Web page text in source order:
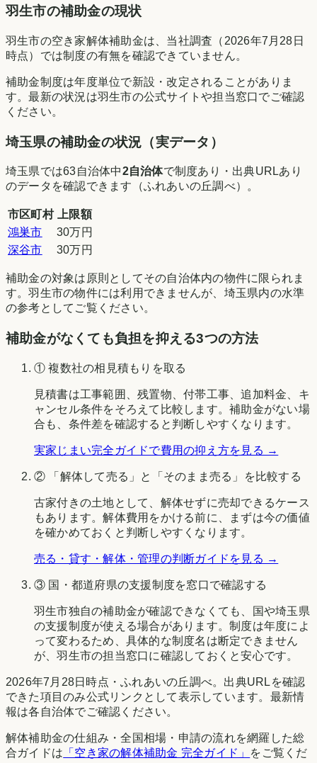
羽生市の補助金の現状
羽生市の空き家解体補助金は、当社調査（2026年7月28日
時点）では制度の有無を確認できていません。
補助金制度は年度単位で新設・改定されることがありま
す。最新の状況は羽生市の公式サイトや担当窓口でご確認
ください。
埼玉県の補助金の状況（実データ）
埼玉県では63自治体中2自治体で制度あり・出典URLあり
のデータを確認できます（ふれあいの丘調べ）。
市区町村
上限額
鴻巣市
30万円
深谷市
30万円
補助金の対象は原則としてその自治体内の物件に限られま
す。羽生市の物件には利用できませんが、 埼玉県内の水準
の参考としてご覧ください。
補助金がなくても負担を抑える3つの方法
① 複数社の相見積もりを取る
見積書は工事範囲、残置物、付帯工事、追加料金、キ
ャンセル条件をそろえて比較します。補助金がない場
合も、条件差を確認すると判断しやすくなります。
実家じまい完全ガイドで費用の抑え方を見る →
② 「解体して売る」と「そのまま売る」を比較する
古家付きの土地として、解体せずに売却できるケース
もあります。解体費用をかける前に、まずは今の価値
を確かめておくと判断しやすくなります。
売る・貸す・解体・管理の判断ガイドを見る →
③ 国・都道府県の支援制度を窓口で確認する
羽生市独自の補助金が確認できなくても、国や埼玉県
の支援制度が使える場合があります。制度は年度によ
って変わるため、具体的な制度名は断定できません
が、羽生市の担当窓口に確認しておくと安心です。
2026年7月28日時点 ・ふれあいの丘調べ。出典URLを確認
できた項目のみ公式リンクとして表示しています。最新情
報は各自治体でご確認ください。
解体補助金の仕組み・全国相場・申請の流れを網羅した総
合ガイドは 「空き家の解体補助金 完全ガイド」
をご覧くだ